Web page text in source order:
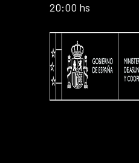
20:00 hs